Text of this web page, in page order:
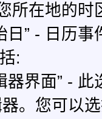
所在地的时
日” - 日历事
:
器界面” -
。您可以